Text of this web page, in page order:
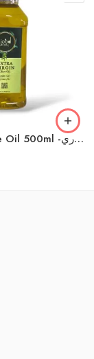
Syrian Olive Oil 500ml -زيت زيتون سوري